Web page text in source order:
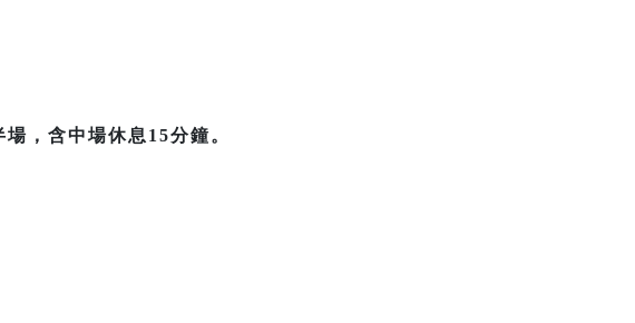
，含中場休息15分鐘。